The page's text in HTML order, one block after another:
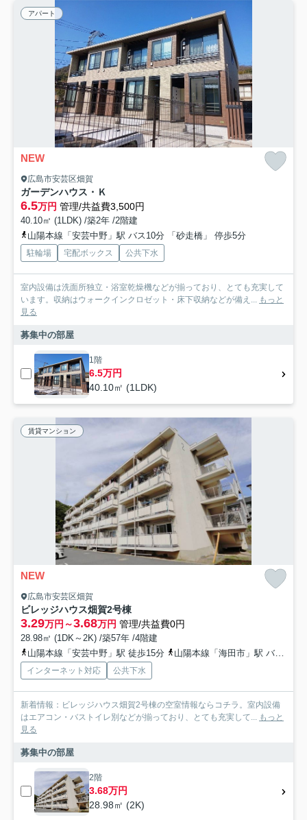
アパート
NEW
広島市安芸区畑賀
ガーデンハウス・Ｋ
6.5万円 管理/共益費3,500円
40.10㎡ (1LDK) /築2年 /2階建
山陽本線「安芸中野」駅 バス10分 「砂走橋」 停歩5分
駐輪場 宅配ボックス 公共下水
室内設備は洗面所独立・浴室乾燥機などが揃っており、とても充実して
います。収納はウォークインクロゼット・床下収納などが備え...
もっと
見る
募集中の部屋
1階
6.5万円
40.10㎡ (1LDK)
賃貸マンション
NEW
広島市安芸区畑賀
ビレッジハウス畑賀2号棟
3.29万円～3.68万円 管理/共益費0円
28.98㎡ (1DK～2K) /築57年 /4階建
山陽本線「安芸中野」駅 徒歩15分
山陽本線「海田市」駅 バス14分 「影橋停（芸陽バス）」 停歩2分
インターネット対応 公共下水
新着情報：ビレッジハウス畑賀2号棟の空室情報ならコチラ。室内設備
はエアコン・バストイレ別などが揃っており、とても充実して... もっと
見る
募集中の部屋
2階
3.68万円
28.98㎡ (2K)